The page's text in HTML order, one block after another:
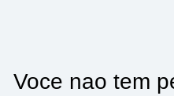
Voce nao tem